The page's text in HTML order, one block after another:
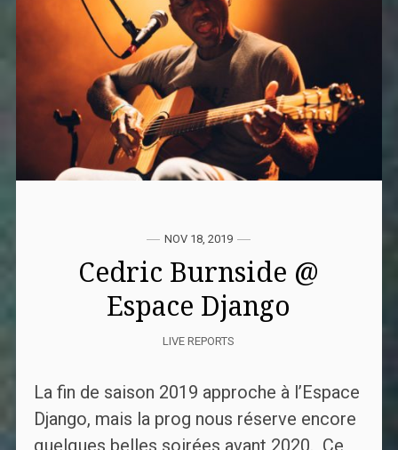
NOV 18, 2019
Cedric Burnside @
Espace Django
LIVE REPORTS
La fin de saison 2019 approche à l’Espace
Django, mais la prog nous réserve encore